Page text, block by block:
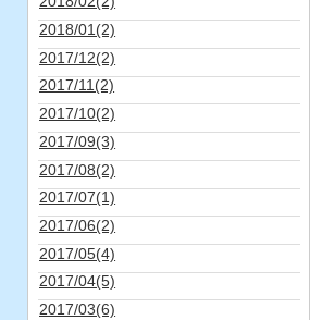
2018/01(2)
2017/12(2)
2017/11(2)
2017/10(2)
2017/09(3)
2017/08(2)
2017/07(1)
2017/06(2)
2017/05(4)
2017/04(5)
2017/03(6)